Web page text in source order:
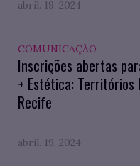
abril. 19, 2024
COMUNICAÇÃO
Inscrições abertas
+ Estética: Territórios
Recife
abril. 19, 2024